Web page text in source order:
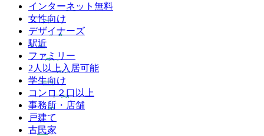
インターネット無料
女性向け
デザイナーズ
駅近
ファミリー
2人以上入居可能
学生向け
コンロ２口以上
事務所・店舗
戸建て
古民家